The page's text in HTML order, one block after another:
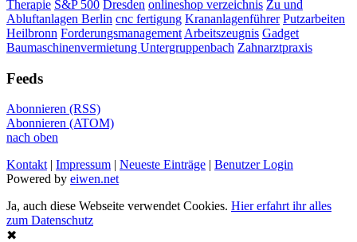
Therapie S&P 500 Dresden onlineshop verzeichnis Zu und
Abluftanlagen Berlin cnc fertigung Krananlagenführer Putzarbeiten
Heilbronn Forderungsmanagement Arbeitszeugnis Gadget
Baumaschinenvermietung Untergruppenbach Zahnarztpraxis
Feeds
Abonnieren (RSS)
Abonnieren (ATOM)
nach oben
Kontakt | Impressum | Neueste Einträge | Benutzer Login
Powered by eiwen.net
Ja, auch diese Webseite verwendet Cookies. Hier erfahrt ihr alles
zum Datenschutz
✖